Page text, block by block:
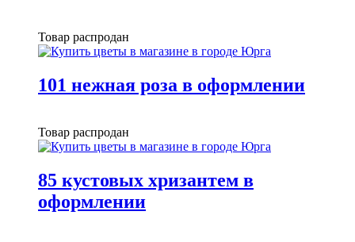
Товар распродан
101 нежная роза в оформлении
Товар распродан
85 кустовых хризантем в
оформлении